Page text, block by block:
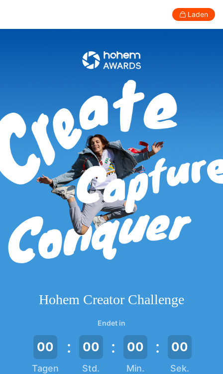
Laden
iSteady V3 Ultra iSteady M7
Hohem Creator Challenge
Endet in
00
Tagen
: 00
Std.
: 00
Min.
: 00
Sek.